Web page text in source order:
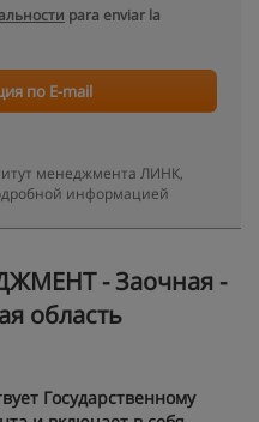
para enviar la
по E-mail
менеджмента ЛИНК,
информацией
- Заочная -
область
Государственному